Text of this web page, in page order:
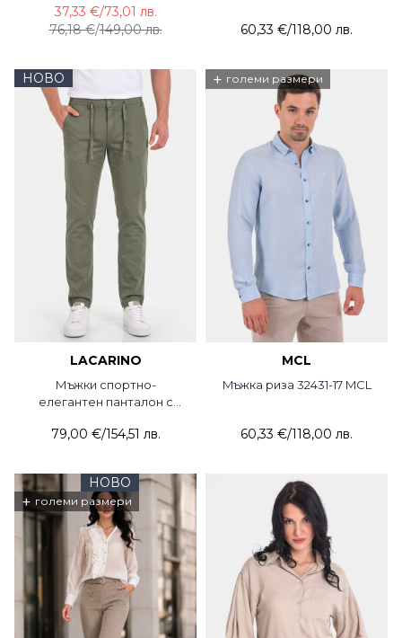
76,18 €/149,00 лв.
37,33 €/73,01 лв.
60,33 €/118,00 лв.
НОВО
LACARINO
Мъжки спортно-
елегантен панталон с
Jogger
79,00 €/154,51 лв.
+ големи размери
MCL
Mъжка риза 32431-17 MCL
60,33 €/118,00 лв.
НОВО
+ големи размери